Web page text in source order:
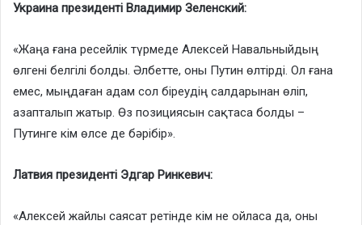
Украина президенті Владимир Зеленский:
«Жаңа ғана ресейлік түрмеде Алексей Навальныйдың
өлгені белгілі болды. Әлбетте, оны Путин өлтірді. Ол ғана
емес, мыңдаған адам сол біреудің салдарынан өліп,
азапталып жатыр. Өз позициясын сақтаса болды –
Путинге кім өлсе де бәрібір».
Латвия президенті Эдгар Ринкевич:
«Алексей жайлы саясат ретінде кім не ойласа да, оны